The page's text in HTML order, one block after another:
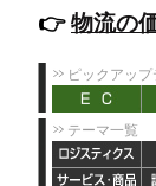
👉️物流の
ピックアッ
テーマ一覧